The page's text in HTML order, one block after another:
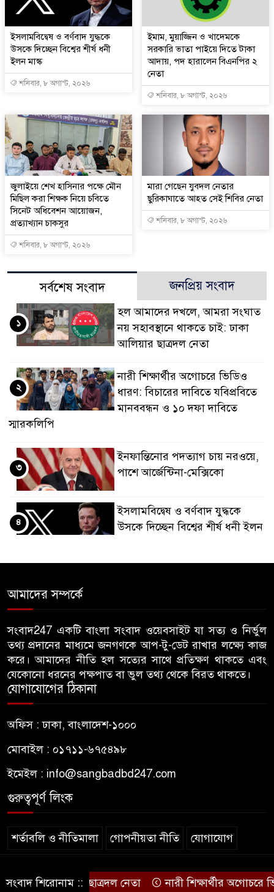
ইসলামবিদ্বেষ ও বর্ণবাদ যুদ্ধকে
উসকে দিচ্ছেন বিশ্বের শীর্ষ ধনী
ইলন মাস্ক
শনিবার, ৮ অগাস্ট, ২০২৬
ইমাম, মুয়াজ্জিন ও খাদেমকে
সরকারি ভাতা পাইয়ে দিতে টাকা
আদায়, পদ হারালেন বিএনপির ২
নেতা
শনিবার, ৮ অগাস্ট, ২০২৬
জুলাইয়ে শেখ হাসিনার পক্ষে মৌন
মিছিল করা শিক্ষক নিয়ে চবিতে
সিনেট অধিবেশন আয়োজন,
প্রত্যাখ্যান চাকসুর
শনিবার, ৮ অগাস্ট, ২০২৬
মারা গেছেন যুবদল নেতার
ছুরিকাঘাতে আহত সেই শিবির নেতা
শনিবার, ৮ অগাস্ট, ২০২৬
সর্বশেষ সংবাদ জনপ্রিয় সংবাদ
হল আমাদের দখলে, আমরা সংঘাত
নয় সহাবস্থানে থাকতে চাই: ঢাকা
আলিয়ার ছাত্রদল নেতা
১
নারী শিক্ষার্থীর অগোচরে ভিডিও
ধারণ: বিচারের দাবিতে যবিপ্রবিতে
মানববন্ধন ও ১০ দফা দাবিতে
স্মারকলিপি
২
ইনফান্তিনোর পদত্যাগ চায় নরওয়ে,
পাশে আর্জেন্টিনা-মেক্সিকো
৩
ইসলামবিদ্বেষ ও বর্ণবাদ যুদ্ধকে
উসকে দিচ্ছেন বিশ্বের শীর্ষ ধনী ইলন
৪
নেতা
গাছ-বাঁশ দিয়ে বানানো সাঁকো লাল
ফিতা কেটে উদ্বোধন করলেন
৬
জন্মনিবন্ধন সংশোধনের নামে অর্থ
৭
জবিতে ছাত্রদলের হামলায় ভেঙে
ঢাকা আলিয়া মাদ্রাসায় শিবিরের
নেতাকর্মীরা
আমাদের সম্পর্কে
সংবাদ247 একটি বাংলা সংবাদ ওয়েবসাইট যা সত্য ও নির্ভুল
তথ্য প্রদানের মাধ্যমে জনগণকে আপ-টু-ডেট রাখার লক্ষ্যে কাজ
করে। আমাদের নীতি হল সত্যের সাথে প্রতিক্ষণ থাকতে এবং
যেকোনো ধরনের পক্ষপাত বা ভুল তথ্য থেকে বিরত থাকতে।
যোগাযোগের ঠিকানা
অফিস : ঢাকা, বাংলাদেশ-১০০০
মোবাইল : ০১৭১১-৬৭৫৪৯৮
ইমেইল : info@sangbadbd247.com
গুরুত্বপূর্ণ লিংক
শর্তাবলি ও নীতিমালা গোপনীয়তা নীতি যোগাযোগ
© sangbadbd247
সংবাদ শিরোনাম ::
ঢাকা আলিয়ার ছাত্রদল নেতা নারী শিক্ষার্থীর অগোচরে